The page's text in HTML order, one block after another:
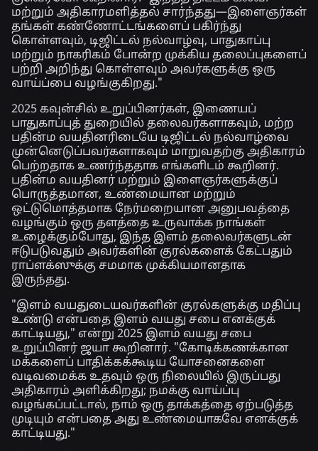
மற்றும் அதிகாரமளித்தல் சார்ந்தது—இளைஞர்கள்
தங்கள் கண்ணோட்டங்களைப் பகிர்ந்து
கொள்ளவும், டிஜிட்டல் நல்வாழ்வு, பாதுகாப்பு
மற்றும் நாகரிகம் போன்ற முக்கிய தலைப்புகளைப்
பற்றி அறிந்து கொள்ளவும் அவர்களுக்கு ஒரு
வாய்ப்பை வழங்குகிறது."
2025 கவுன்சில் உறுப்பினர்கள், இணையப்
பாதுகாப்புத் துறையில் தலைவர்களாகவும், மற்ற
பதின்ம வயதினரிடையே டிஜிட்டல் நல்வாழ்வை
முன்னெடுப்பவர்களாகவும் மாறுவதற்கு அதிகாரம்
பெற்றதாக உணர்ந்ததாக எங்களிடம் கூறினர்.
பதின்ம வயதினர் மற்றும் இளைஞர்களுக்குப்
பொருத்தமான, உண்மையான மற்றும்
ஒட்டுமொத்தமாக நேர்மறையான அனுபவத்தை
வழங்கும் ஒரு தளத்தை உருவாக்க நாங்கள்
உழைக்கும்போது, இந்த இளம் தலைவர்களுடன்
ஈடுபடுவதும் அவர்களின் குரல்களைக் கேட்பதும்
ராப்ளக்ஸுக்கு சமமாக முக்கியமானதாக
இருந்தது.
"இளம் வயதுடையவர்களின் குரல்களுக்கு மதிப்பு
உண்டு என்பதை இளம் வயது சபை எனக்குக்
காட்டியது," என்று 2025 இளம் வயது சபை
உறுப்பினர் ஜயா கூறினார். "கோடிக்கணக்கான
மக்களைப் பாதிக்கக்கூடிய யோசனைகளை
வடிவமைக்க உதவும் ஒரு நிலையில் இருப்பது
அதிகாரம் அளிக்கிறது; நமக்கு வாய்ப்பு
வழங்கப்பட்டால், நாம் ஒரு தாக்கத்தை ஏற்படுத்த
முடியும் என்பதை அது உண்மையாகவே எனக்குக்
காட்டியது."